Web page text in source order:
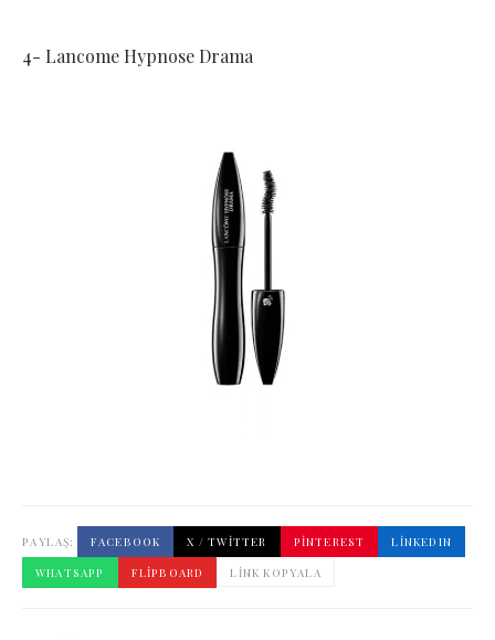
4- Lancome Hypnose Drama
PAYLAŞ: FACEBOOK X / TWITTER PINTEREST
LINKEDIN
WHATSAPP
FLIPBOARD LINK KOPYALA